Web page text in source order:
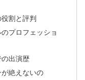
割と評判
プロフェッショ
出演歴
絶えないの